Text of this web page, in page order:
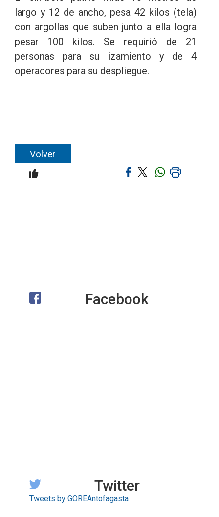
largo y 12 de ancho, pesa 42 kilos (tela)
con argollas que suben junto a ella logra
pesar 100 kilos. Se requirió de 21
personas para su izamiento y de 4
operadores para su despliegue.
Volver
Facebook
Twitter
Tweets by GOREAntofagasta